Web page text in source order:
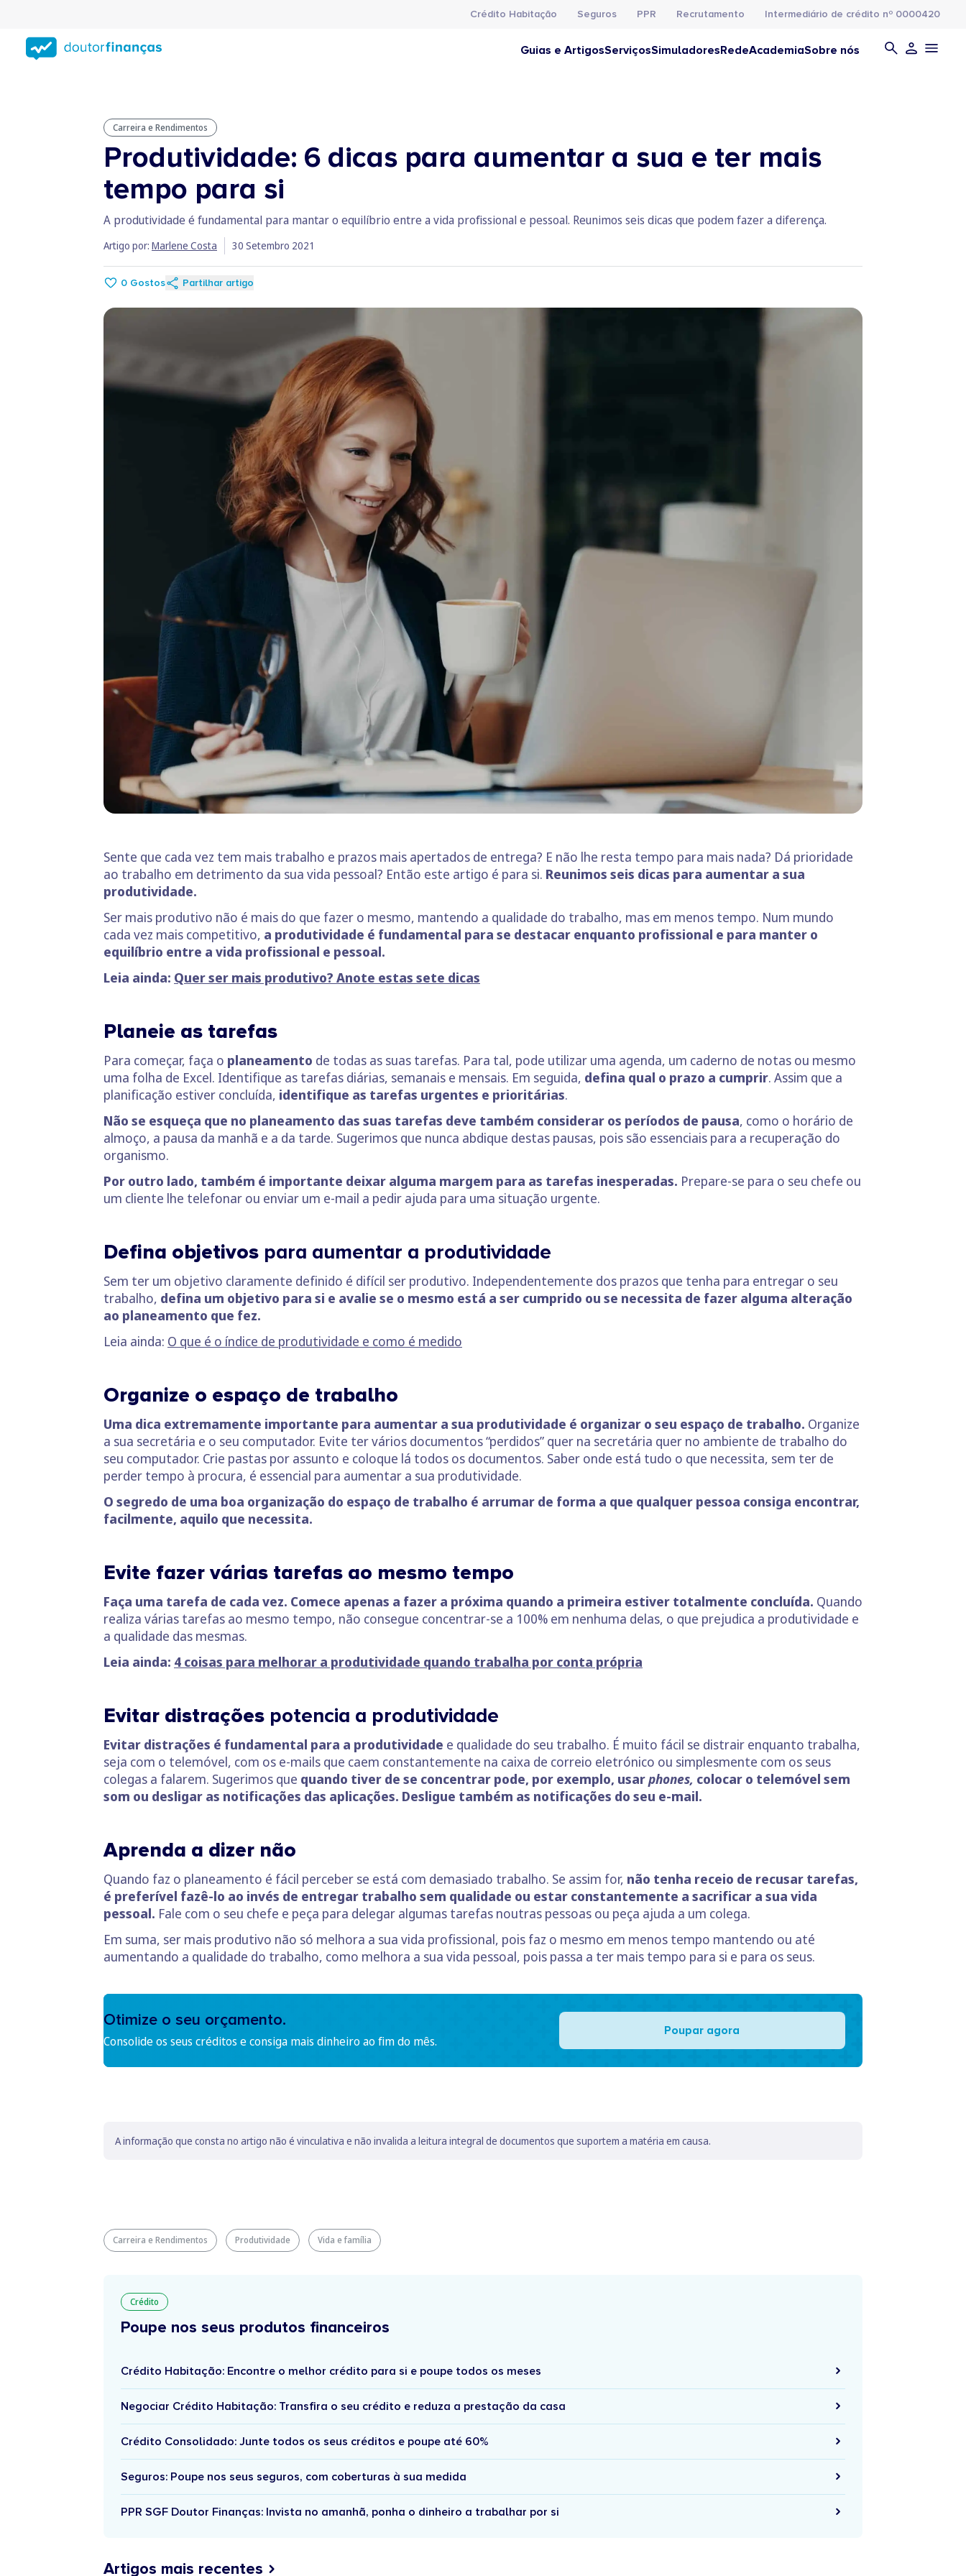
conteúdo
principal
Crédito Habitação Seguros PPR Recrutamento Intermediário de crédito nº 0000420
Guias e ArtigosServiçosSimuladoresRedeAcademiaSobre nós
Carreira e Rendimentos
Produtividade: 6 dicas para aumentar a sua e ter mais
tempo para si
A produtividade é fundamental para mantar o equilíbrio entre a vida profissional e pessoal. Reunimos seis dicas que podem fazer a diferença.
Artigo por: Marlene Costa 30 Setembro 2021
0 Gostos Partilhar artigo
Sente que cada vez tem mais trabalho e prazos mais apertados de entrega? E não lhe resta tempo para mais nada? Dá prioridade
ao trabalho em detrimento da sua vida pessoal? Então este artigo é para si. Reunimos seis dicas para aumentar a sua
produtividade.
Ser mais produtivo não é mais do que fazer o mesmo, mantendo a qualidade do trabalho, mas em menos tempo. Num mundo
cada vez mais competitivo, a produtividade é fundamental para se destacar enquanto profissional e para manter o
equilíbrio entre a vida profissional e pessoal.
Leia ainda: Quer ser mais produtivo? Anote estas sete dicas
Planeie as tarefas
Para começar, faça o planeamento de todas as suas tarefas. Para tal, pode utilizar uma agenda, um caderno de notas ou mesmo
uma folha de Excel. Identifique as tarefas diárias, semanais e mensais. Em seguida, defina qual o prazo a cumprir. Assim que a
planificação estiver concluída, identifique as tarefas urgentes e prioritárias.
Não se esqueça que no planeamento das suas tarefas deve também considerar os períodos de pausa, como o horário de
almoço, a pausa da manhã e a da tarde. Sugerimos que nunca abdique destas pausas, pois são essenciais para a recuperação do
organismo.
Por outro lado, também é importante deixar alguma margem para as tarefas inesperadas. Prepare-se para o seu chefe ou
um cliente lhe telefonar ou enviar um e-mail a pedir ajuda para uma situação urgente.
Defina objetivos para aumentar a produtividade
Sem ter um objetivo claramente definido é difícil ser produtivo. Independentemente dos prazos que tenha para entregar o seu
trabalho, defina um objetivo para si e avalie se o mesmo está a ser cumprido ou se necessita de fazer alguma alteração
ao planeamento que fez.
Leia ainda: O que é o índice de produtividade e como é medido
Organize o espaço de trabalho
Uma dica extremamente importante para aumentar a sua produtividade é organizar o seu espaço de trabalho. Organize
a sua secretária e o seu computador. Evite ter vários documentos “perdidos” quer na secretária quer no ambiente de trabalho do
seu computador. Crie pastas por assunto e coloque lá todos os documentos. Saber onde está tudo o que necessita, sem ter de
perder tempo à procura, é essencial para aumentar a sua produtividade.
O segredo de uma boa organização do espaço de trabalho é arrumar de forma a que qualquer pessoa consiga encontrar,
facilmente, aquilo que necessita.
Evite fazer várias tarefas ao mesmo tempo
Faça uma tarefa de cada vez. Comece apenas a fazer a próxima quando a primeira estiver totalmente concluída. Quando
realiza várias tarefas ao mesmo tempo, não consegue concentrar-se a 100% em nenhuma delas, o que prejudica a produtividade e
a qualidade das mesmas.
Leia ainda: 4 coisas para melhorar a produtividade quando trabalha por conta própria
Evitar distrações potencia a produtividade
Evitar distrações é fundamental para a produtividade e qualidade do seu trabalho. É muito fácil se distrair enquanto trabalha,
seja com o telemóvel, com os e-mails que caem constantemente na caixa de correio eletrónico ou simplesmente com os seus
colegas a falarem. Sugerimos que quando tiver de se concentrar pode, por exemplo, usarphones, colocar o telemóvel sem
som ou desligar as notificações das aplicações. Desligue também as notificações do seu e-mail.
Aprenda a dizer não
Quando faz o planeamento é fácil perceber se está com demasiado trabalho. Se assim for, não tenha receio de recusar tarefas,
é preferível fazê-lo ao invés de entregar trabalho sem qualidade ou estar constantemente a sacrificar a sua vida
pessoal. Fale com o seu chefe e peça para delegar algumas tarefas noutras pessoas ou peça ajuda a um colega.
Em suma, ser mais produtivo não só melhora a sua vida profissional, pois faz o mesmo em menos tempo mantendo ou até
aumentando a qualidade do trabalho, como melhora a sua vida pessoal, pois passa a ter mais tempo para si e para os seus.
Otimize o seu orçamento.
Consolide os seus créditos e consiga mais dinheiro ao fim do mês.
Poupar agora
A informação que consta no artigo não é vinculativa e não invalida a leitura integral de documentos que suportem a matéria em causa.
Carreira e Rendimentos Produtividade Vida e família
Crédito
Poupe nos seus produtos financeiros
Crédito Habitação: Encontre o melhor crédito para si e poupe todos os meses
Negociar Crédito Habitação: Transfira o seu crédito e reduza a prestação da casa
Crédito Consolidado: Junte todos os seus créditos e poupe até 60%
Seguros: Poupe nos seus seguros, com coberturas à sua medida
PPR SGF Doutor Finanças: Invista no amanhã, ponha o dinheiro a trabalhar por si
Artigos mais recentes